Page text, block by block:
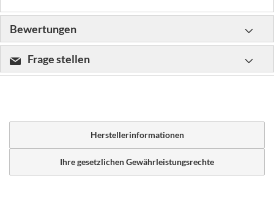
Bewertungen
Frage stellen
Herstellerinformationen
Ihre gesetzlichen Gewährleistungsrechte